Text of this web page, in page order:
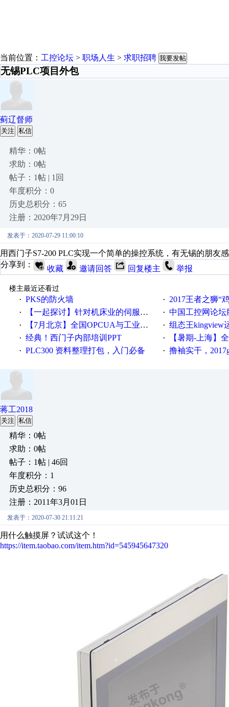
当前位置： 工控论坛 > 职场人生 > 求职招聘 我要发帖
无锡PLC项目外包
蓟辽督师
关注 私信
精华：0帖
求助：0帖
帖子：1帖 | 1回
年度积分：0
历史总积分：65
注册：2020年7月29日
发表于：2020-07-29 11:00:10
用西门子S7-200 PLC实现一个简单的操控系统，有无锡的朋友
分享到：
收藏 邀请回答 回复楼主 举报
楼主最近还看过
· PKS的防火墙 · 2017王者之狮“鸡”情签到
· 【一起探讨】针对机床业的伺服系统发展，您的期望是什么？ · 中国工控网论坛版
· 【7月北京】全国OPCUA与工业互联技术培训班通知！ · 组态王kingview
· 经典！西门子内部培训PPT · 【暑期-上海】全国工业
· PLC300 资料整理打包，入门必备 · 撸袖实干，2017gongkong®第
蒋工2018
关注 私信
精华：0帖
求助：0帖
帖子：1帖 | 46回
年度积分：1
历史总积分：96
注册：2011年3月01日
发表于：2020-07-30 21:11:21
用什么触摸屏？试试这个！
https://item.taobao.com/item.htm?id=545945647320